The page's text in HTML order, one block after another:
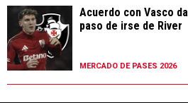
Acuerdo con Vasco
paso de irse de River
MERCADO DE PASES 2026